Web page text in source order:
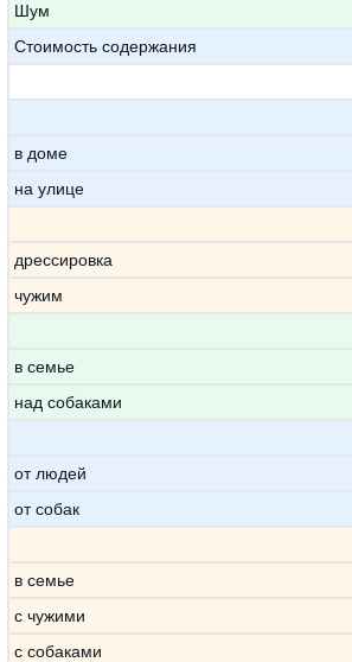
Шум
Стоимость содержания
в доме
на улице
дрессировка
чужим
в семье
над собаками
от людей
от собак
в семье
с чужими
с собаками